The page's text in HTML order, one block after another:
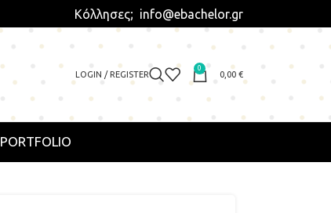
Κόλλησες; info@ebachelor.gr
LOGIN / REGISTER
0
0,00 €
PORTFOLIO